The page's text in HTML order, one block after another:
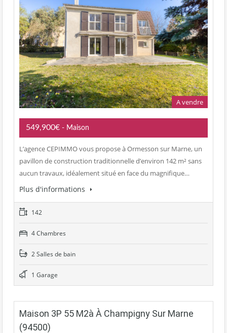
A vendre
549,900€ - Maison
L’agence CEPIMMO vous propose à Ormesson sur Marne, un
pavillon de construction traditionnelle d’environ 142 m² sans
aucun travaux, idéalement situé en face du magnifique…
Plus d'informations
142
4 Chambres
2 Salles de bain
1 Garage
Maison 3P 55 M2à À Champigny Sur Marne
(94500)